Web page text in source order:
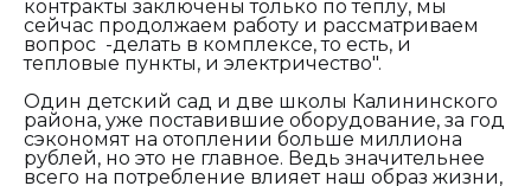
контракты заключены только по теплу, мы
сейчас продолжаем работу и рассматриваем
вопрос -делать в комплексе, то есть, и
тепловые пункты, и электричество".
Один детский сад и две школы Калининского
района, уже поставившие оборудование, за год
сэкономят на отоплении больше миллиона
рублей, но это не главное. Ведь значительнее
всего на потребление влияет наш образ жизни,